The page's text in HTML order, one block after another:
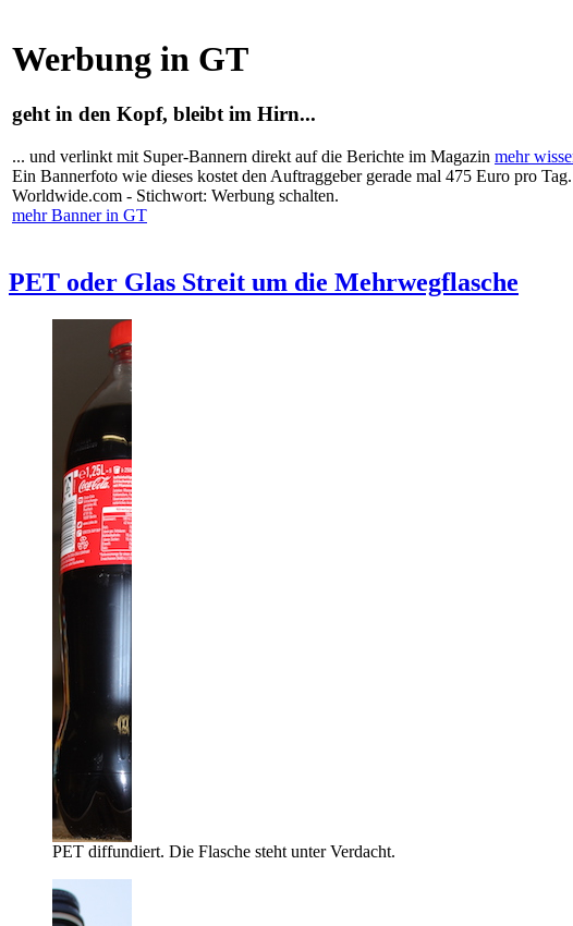
Werbung in GT
geht in den Kopf, bleibt im Hirn...
... und verlinkt mit Super-Bannern direkt auf die Berichte im Magazin mehr
Ein Bannerfoto wie dieses kostet den Auftraggeber gerade mal 475 Euro pro
Worldwide.com - Stichwort: Werbung schalten.
mehr Banner in GT
PET oder Glas Streit um die Mehrwegflasche
PET diffundiert. Die Flasche steht unter Verdacht.